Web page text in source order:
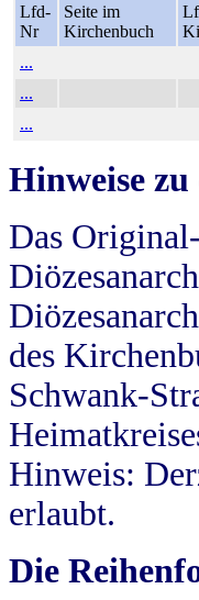
Lfd-
Nr
Seite im
Kirchenbuch
...
...
...
Hinweise
Das
des
Schwank-
Hinweis:
erlaubt.
Die